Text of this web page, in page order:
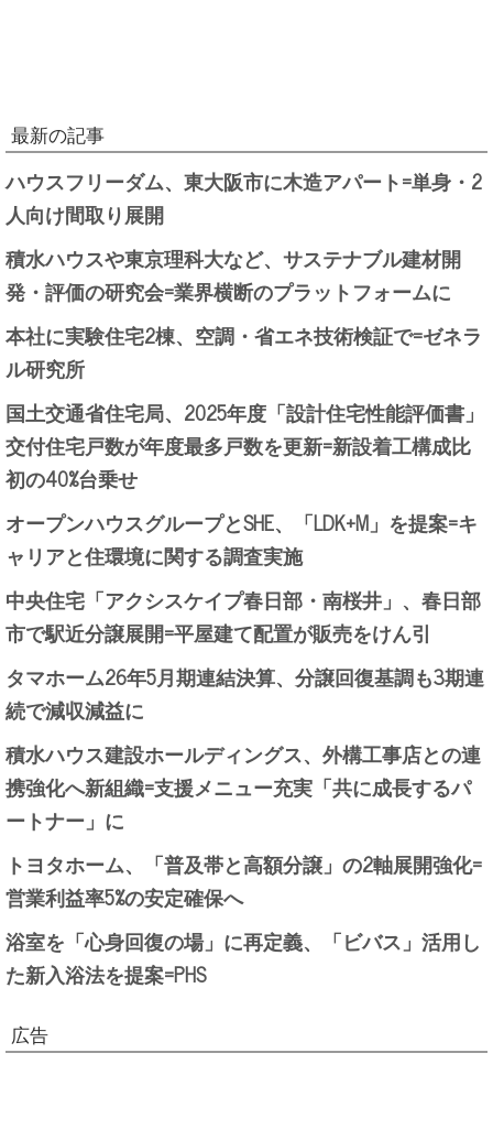
最新の記事
ハウスフリーダム、東大阪市に木造アパート=単身・2
人向け間取り展開
積水ハウスや東京理科大など、サステナブル建材開
発・評価の研究会=業界横断のプラットフォームに
本社に実験住宅2棟、空調・省エネ技術検証で=ゼネラ
ル研究所
国土交通省住宅局、2025年度「設計住宅性能評価書」
交付住宅戸数が年度最多戸数を更新=新設着工構成比
初の40%台乗せ
オープンハウスグループとSHE、「LDK+M」を提案=キ
ャリアと住環境に関する調査実施
中央住宅「アクシスケイプ春日部・南桜井」、春日部
市で駅近分譲展開=平屋建て配置が販売をけん引
タマホーム26年5月期連結決算、分譲回復基調も3期連
続で減収減益に
積水ハウス建設ホールディングス、外構工事店との連
携強化へ新組織=支援メニュー充実「共に成長するパ
ートナー」に
トヨタホーム、「普及帯と高額分譲」の2軸展開強化=
営業利益率5%の安定確保へ
浴室を「心身回復の場」に再定義、「ビバス」活用し
た新入浴法を提案=PHS
広告